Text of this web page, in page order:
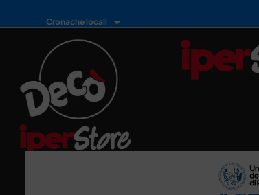
Cronache locali